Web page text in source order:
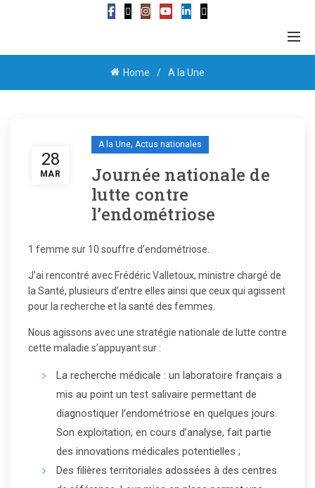
Home A la Une
28
MAR
A la Une, Actus nationales
Journée nationale de
lutte contre
l’endométriose
1 femme sur 10 souffre d’endométriose.
J’ai rencontré avec Frédéric Valletoux, ministre chargé de
la Santé, plusieurs d’entre elles ainsi que ceux qui agissent
pour la recherche et la santé des femmes.
Nous agissons avec une stratégie nationale de lutte contre
cette maladie s’appuyant sur :
La recherche médicale : un laboratoire français a
mis au point un test salivaire permettant de
diagnostiquer l’endométriose en quelques jours.
Son exploitation, en cours d’analyse, fait partie
des innovations médicales potentielles ;
Des filières territoriales adossées à des centres